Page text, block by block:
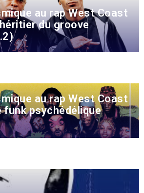
au rap West Coast
du groove
au rap West Coast
funk psychédélique